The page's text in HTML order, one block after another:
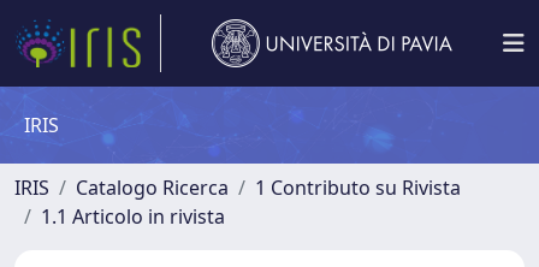
IRIS
IRIS Catalogo Ricerca
1 Contributo su Rivista
1.1 Articolo in rivista